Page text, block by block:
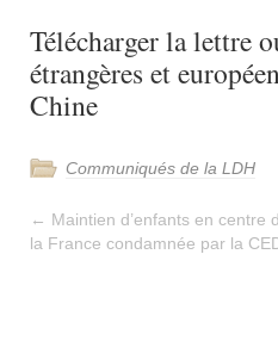
Télécharger la lettre
étrangères et
Chine
Communiqués de la LDH
← Maintien d’enfants en centre
la France condamnée par la